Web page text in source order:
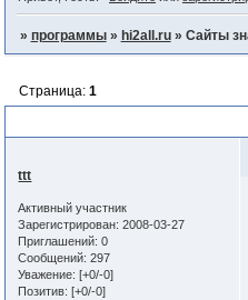
» программы » hi2all.ru » Сайты
Страница: 1
ttt
Активный участник
Зарегистрирован: 2008-03-27
Приглашений: 0
Сообщений: 297
Уважение: [+0/-0]
Позитив: [+0/-0]